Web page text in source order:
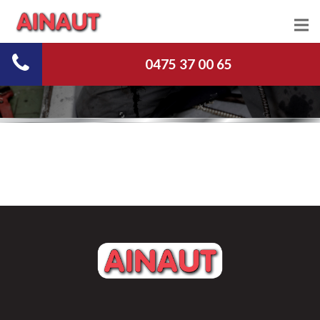
Chauffage
Plomberie
Vitrerie
Jobs
0475 37 00 65